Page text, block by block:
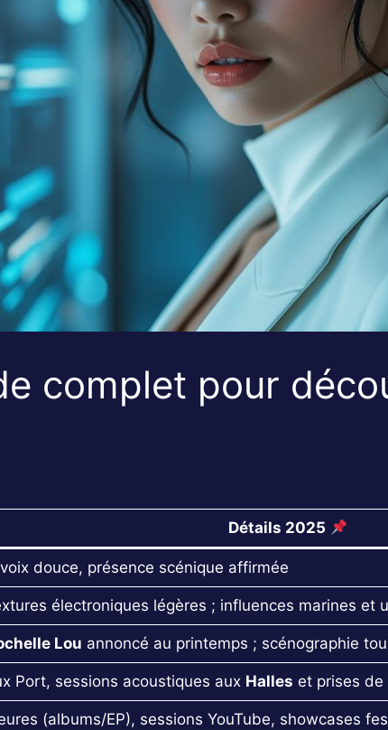
complet pour
Détails 2025
douce, présence scénique affirmée
électroniques légères ; influences marines et
Lou annoncé au printemps ; scénographie
Port, sessions acoustiques aux Halles et prises de
(albums/EP), sessions YouTube, showcases